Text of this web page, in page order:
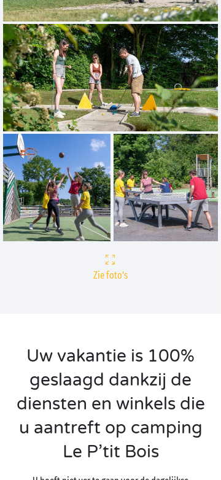
Zie foto's
Uw vakantie is 100%
geslaagd dankzij de
diensten en winkels die
u aantreft op camping
Le P’tit Bois